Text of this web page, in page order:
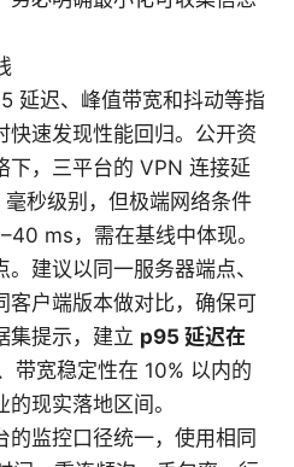
延迟、峰值带宽和抖动等指
快速发现性能回归。公开资
下，三平台的 VPN 连接延
秒级别，但极端网络条件
ms，需在基线中体现。
建议以同一服务器端点、
客户端版本做对比，确保可
集提示，建立 p95 延迟在
带宽稳定性在 10% 以内的
现实落地区间。
的监控口径统一，使用相同